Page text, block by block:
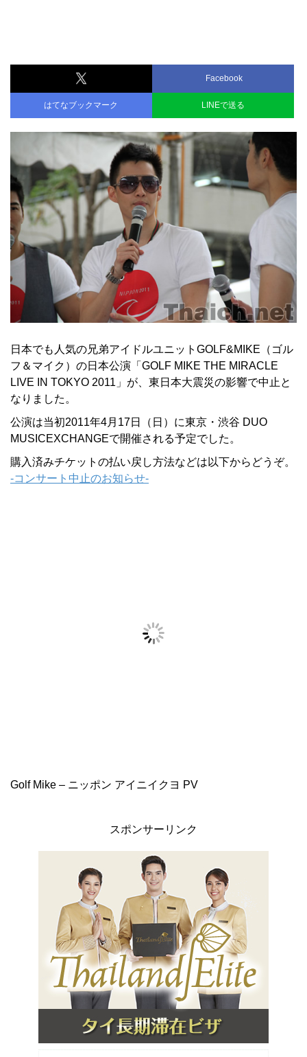
Facebook
はてなブックマーク LINEで送る
日本でも人気の兄弟アイドルユニットGOLF&MIKE（ゴル
フ＆マイク）の日本公演「GOLF MIKE THE MIRACLE
LIVE IN TOKYO 2011」が、東日本大震災の影響で中止と
なりました。
公演は当初2011年4月17日（日）に東京・渋谷 DUO
MUSICEXCHANGEで開催される予定でした。
購入済みチケットの払い戻し方法などは以下からどうぞ。
-コンサート中止のお知らせ-
Golf Mike – ニッポン アイニイクヨ PV
スポンサーリンク